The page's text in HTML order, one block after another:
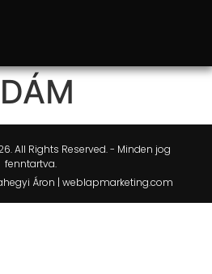
All Rights Reserved. - Minden jog
fenntartva.
Áron | weblapmarketing.com